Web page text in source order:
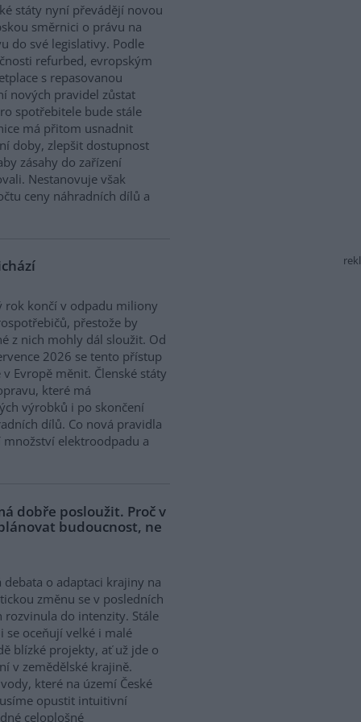
státy nyní převádějí novou
směrnici o právu na
do své legislativy. Podle
refurbed, evropským
s repasovanou
nových pravidel zůstat
spotřebitele bude stále
má přitom usnadnit
doby, zlepšit dostupnost
zásahy do zařízení
Nestanovuje však
ceny náhradních dílů a
rok končí v odpadu miliony
přestože by
z nich mohly dál sloužit. Od
2026 se tento přístup
v Evropě měnit. Členské státy
které má
výrobků i po skončení
dílů. Co nová pravidla
elektroodpadu a
dobře posloužit. Proč v
budoucnost, ne
debata o adaptaci krajiny na
změnu se v posledních
rozvinula do intenzity. Stále
se oceňují velké i malé
blízké projekty, ať už jde o
v zemědělské krajině.
které na území České
opustit intuitivní
celoplošné